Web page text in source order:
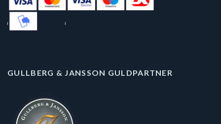
GULLBERG & JANSSON GULDPARTNER